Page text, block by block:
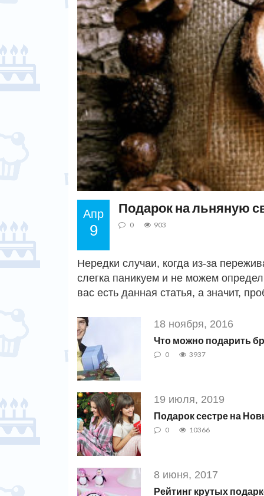
Апр
9
Подарок на льняную
0 903
Нередки случаи, когда из-за
слегка паникуем и не можем
вас есть данная статья, а значит,
18 ноября, 2016
Что можно подарить
0 3937
19 июля, 2019
Подарок сестре на
0 10366
8 июня, 2017
Рейтинг крутых